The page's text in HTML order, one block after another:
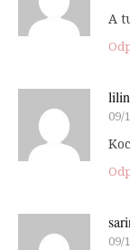
A
09/
09/